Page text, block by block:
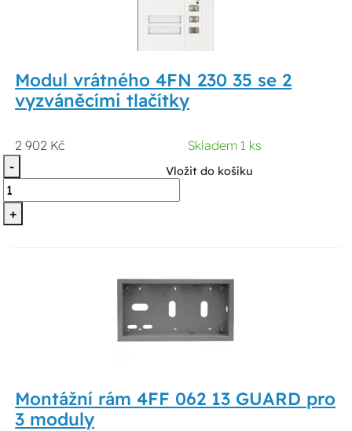
Modul vrátného 4FN 230 35 se 2
vyzváněcími tlačítky
2 902 Kč
Skladem 1 ks
-
+
Vložit do košíku
Montážní rám 4FF 062 13 GUARD pro
3 moduly